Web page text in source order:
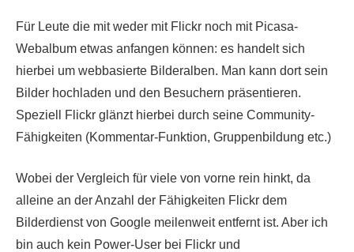
Für Leute die mit weder mit Flickr noch mit Picasa-
Webalbum etwas anfangen können: es handelt sich
hierbei um webbasierte Bilderalben. Man kann dort sein
Bilder hochladen und den Besuchern präsentieren.
Speziell Flickr glänzt hierbei durch seine Community-
Fähigkeiten (Kommentar-Funktion, Gruppenbildung etc.)
Wobei der Vergleich für viele von vorne rein hinkt, da
alleine an der Anzahl der Fähigkeiten Flickr dem
Bilderdienst von Google meilenweit entfernt ist. Aber ich
bin auch kein Power-User bei Flickr und